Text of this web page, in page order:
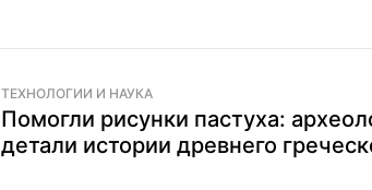
ТЕХНОЛОГИИ И НАУКА
Помогли рисунки пастуха:
детали истории древнего